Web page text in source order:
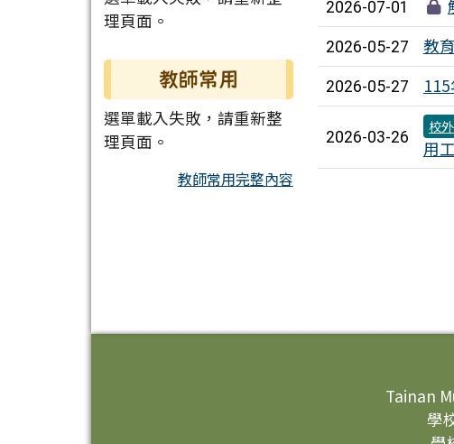
理頁面。
教師常用
選單載入失敗，請重新整
理頁面。
教師常用完整內容
2026-07-01
2026-05-27 教
2026-05-27
2026-03-26
校
用
Tainan
學